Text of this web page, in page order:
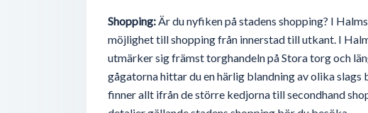
Shopping:Är du nyfiken på stadens shopping? I
möjlighet till shopping från innerstad till utkant. I
utmärker sig främst torghandeln på Stora torg och
gågatorna hittar du en härlig blandning av olika slags
finner allt ifrån de större kedjorna till secondhand